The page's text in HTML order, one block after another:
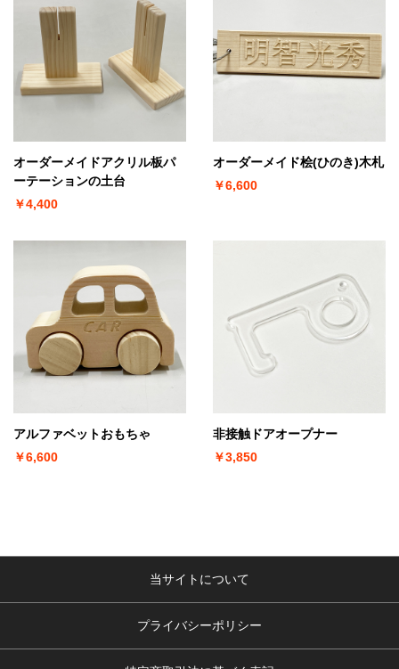
オーダーメイドアクリル板パ
ーテーションの土台
￥4,400
オーダーメイド桧(ひのき)木札
￥6,600
アルファベットおもちゃ
￥6,600
非接触ドアオープナー
￥3,850
当サイトについて
プライバシーポリシー